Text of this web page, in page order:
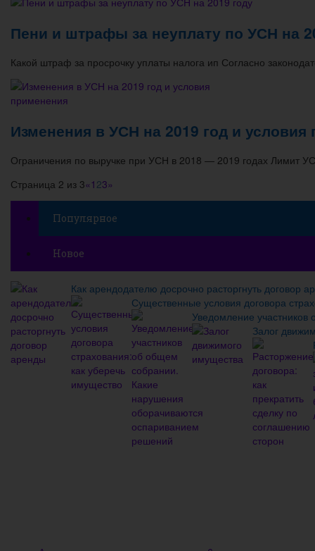
Пени и штрафы за неуплату по УСН на
Какой штраф за просрочку уплаты налога ип Согласно
Изменения в УСН на 2019 год и условия
Ограничения по выручке при УСН в 2018 — 2019 годах Лимит
Страница 2 из 3«1 23»
Популярное
Новое
Как арендодателю досрочно расторгнуть договор
Существенные условия договора
Уведомление
Залог